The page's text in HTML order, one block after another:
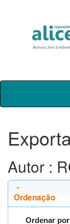
Skip
Autor :
Ordenação
Ordenar